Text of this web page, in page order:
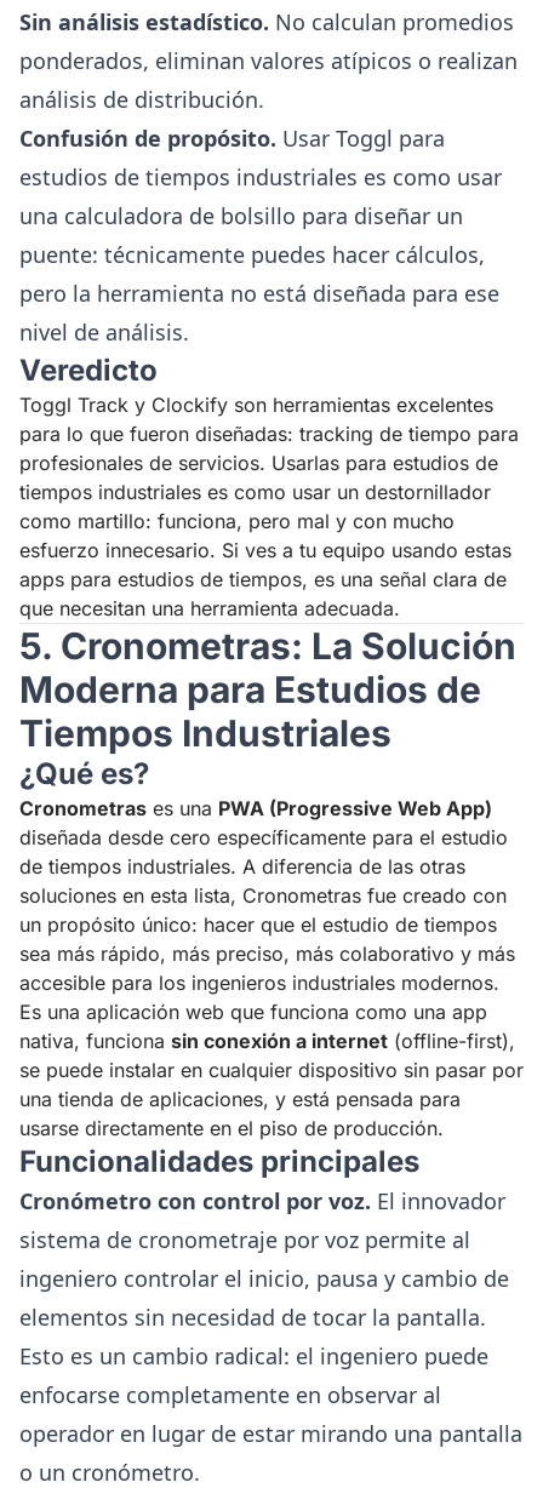
Sin análisis estadístico. No calculan promedios
ponderados, eliminan valores atípicos o realizan
análisis de distribución.
Confusión de propósito. Usar Toggl para
estudios de tiempos industriales es como usar
una calculadora de bolsillo para diseñar un
puente: técnicamente puedes hacer cálculos,
pero la herramienta no está diseñada para ese
nivel de análisis.
Veredicto
Toggl Track y Clockify son herramientas excelentes
para lo que fueron diseñadas: tracking de tiempo para
profesionales de servicios. Usarlas para estudios de
tiempos industriales es como usar un destornillador
como martillo: funciona, pero mal y con mucho
esfuerzo innecesario. Si ves a tu equipo usando estas
apps para estudios de tiempos, es una señal clara de
que necesitan una herramienta adecuada.
5. Cronometras: La Solución
Moderna para Estudios de
Tiempos Industriales
¿Qué es?
Cronometras es una PWA (Progressive Web App)
diseñada desde cero específicamente para el estudio
de tiempos industriales. A diferencia de las otras
soluciones en esta lista, Cronometras fue creado con
un propósito único: hacer que el estudio de tiempos
sea más rápido, más preciso, más colaborativo y más
accesible para los ingenieros industriales modernos.
Es una aplicación web que funciona como una app
nativa, funciona sin conexión a internet (offline-first),
se puede instalar en cualquier dispositivo sin pasar por
una tienda de aplicaciones, y está pensada para
usarse directamente en el piso de producción.
Funcionalidades principales
Cronómetro con control por voz. El innovador
sistema de cronometraje por voz permite al
ingeniero controlar el inicio, pausa y cambio de
elementos sin necesidad de tocar la pantalla.
Esto es un cambio radical: el ingeniero puede
enfocarse completamente en observar al
operador en lugar de estar mirando una pantalla
o un cronómetro.